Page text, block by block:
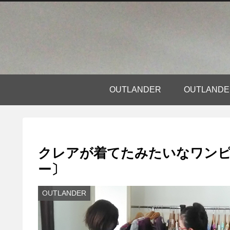
OUTLANDER
クレアが着てたみたいなワン
ー〕
OUTLANDER